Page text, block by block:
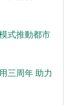
式推動都市
三周年 助力